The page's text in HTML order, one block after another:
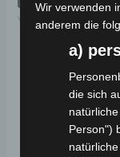
VSM
Wir verwenden
anderem die
a)
die sich
Person")